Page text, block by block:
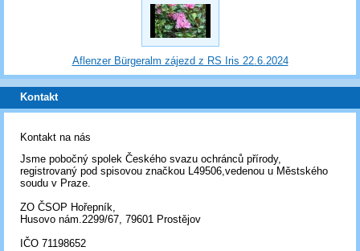
Aflenzer Bürgeralm zájezd z RS Iris 22.6.2024
Kontakt
Kontakt na nás
Jsme pobočný spolek Českého svazu ochránců přírody,
registrovaný pod spisovou značkou L49506,vedenou u Městského
soudu v Praze.
ZO ČSOP Hořepník,
Husovo nám.2299/67, 79601 Prostějov
IČO 71198652